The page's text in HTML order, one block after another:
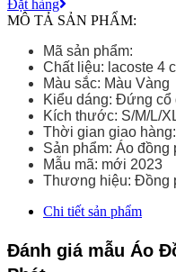
Đặt hàng
MÔ TẢ SẢN PHẨM:
Mã sản phẩm:
Chất liệu: lacoste 4
Màu sắc: Màu Vàng
Kiểu dáng: Đứng cổ
Kích thước: S/M/L/
Thời gian giao
Sản phẩm: Áo đồng
Mẫu mã: mới 2023
Thương hiệu: Đồng
Chi tiết sản phẩm
Đánh giá mẫu Áo